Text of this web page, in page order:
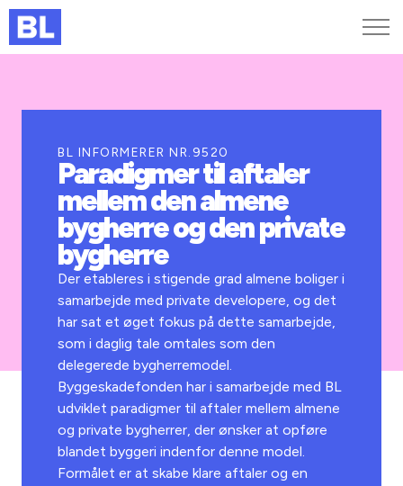
Kurser og arrangementer
Jobportalen
BL INFORMERER NR.9520
Paradigmer til aftaler
mellem den almene
bygherre og den private
bygherre
Der etableres i stigende grad almene boliger i
samarbejde med private developere, og det
har sat et øget fokus på dette samarbejde,
som i daglig tale omtales som den
delegerede bygherremodel.
Byggeskadefonden har i samarbejde med BL
udviklet paradigmer til aftaler mellem almene
og private bygherrer, der ønsker at opføre
blandet byggeri indenfor denne model.
Formålet er at skabe klare aftaler og en